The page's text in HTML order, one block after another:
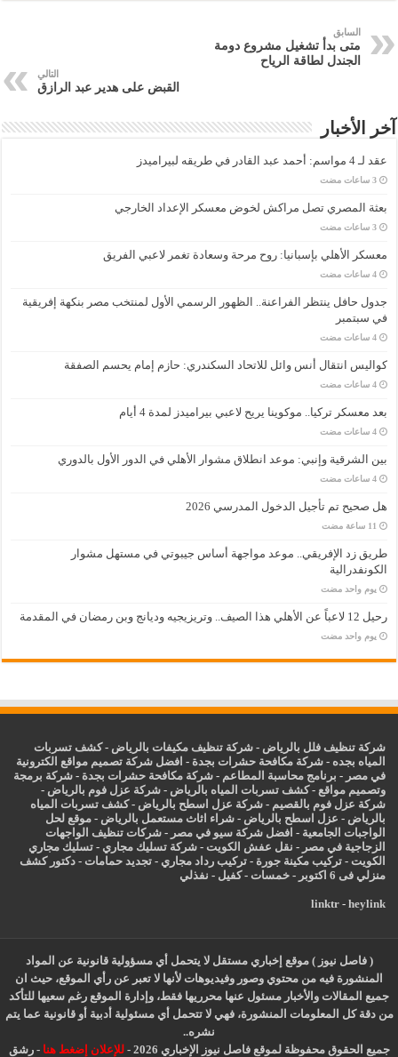
السابق
متى بدأ تشغيل مشروع دومة
الجندل لطاقة الرياح
التالي
القبض على هدير عبد الرازق
آخر الأخبار
عقد لـ 4 مواسم: أحمد عبد القادر في طريقه لبيراميدز
‏3 ساعات مضت
بعثة المصري تصل مراكش لخوض معسكر الإعداد الخارجي
‏3 ساعات مضت
معسكر الأهلي بإسبانيا: روح مرحة وسعادة تغمر لاعبي الفريق
‏4 ساعات مضت
جدول حافل ينتظر الفراعنة.. الظهور الرسمي الأول لمنتخب مصر بنكهة إفريقية
في سبتمبر
‏4 ساعات مضت
كواليس انتقال أنس وائل للاتحاد السكندري: حازم إمام يحسم الصفقة
‏4 ساعات مضت
بعد معسكر تركيا.. موكوينا يريح لاعبي بيراميدز لمدة 4 أيام
‏4 ساعات مضت
بين الشرقية وإنبي: موعد انطلاق مشوار الأهلي في الدور الأول بالدوري
‏4 ساعات مضت
هل صحيح تم تأجيل الدخول المدرسي 2026
طريق زد الإفريقي.. موعد مواجهة أساس جيبوتي في مستهل مشوار
الكونفدرالية
‏يوم واحد مضت
رحيل 12 لاعباً عن الأهلي هذا الصيف.. وتريزيجيه وديانج وبن رمضان في المقدمة
‏يوم واحد مضت
شركة تنظيف فلل بالرياض -شركة تنظيف مكيفات بالرياض -كشف تسربات
المياه بجده -شركة مكافحة حشرات بجدة - افضل شركة تصميم مواقع الكترونية
في مصر - برنامج محاسبة المطاعم -شركة مكافحة حشرات بجدة -شركة برمجة
وتصميم مواقع -كشف تسربات المياه بالرياض -شركة عزل فوم بالرياض -
شركة عزل فوم بالقصيم -شركة عزل اسطح بالرياض -كشف تسربات المياه
بالرياض - عزل اسطح بالرياض -شراء اثاث مستعمل بالرياض - موقع لحل
الواجبات الجامعية - افضل شركة سيو في مصر -شركات تنظيف الواجهات
الزجاجية في مصر - نقل عفش الكويت -شركة تسليك مجاري -تسليك مجاري
الكويت -تركيب مكينة جورة -تركيب رداد مجاري -تجديد حمامات -دكتور كشف
منزلي فى 6 اكتوبر
-خمسات -كفيل - نفذلي
linktr- heylink
( فاصل نيوز ) موقع إخباري مستقل لا يتحمل أي مسؤولية قانونية عن المواد
المنشورة فيه من محتوي وصور وفيديوهات لأنها لا تعبر عن رأي الموقع، حيث ان
جميع المقالات والأخبار مسئول عنها محرريها فقط، وإدارة الموقع رغم سعيها للتأكد
من دقة كل المعلومات المنشورة، فهي لا تتحمل أي مسئولية أدبية أو قانونية عما يتم
نشره..
جميع الحقوق محفوظة لموقع فاصل نيوز الإخباري 2026 -
للإعلان إضغط هنا -رشق